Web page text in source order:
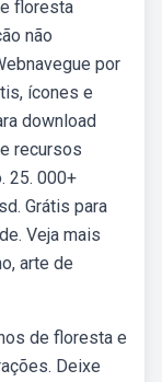
floresta
não
por
ícones e
download
recursos
25. 000+
Grátis para
Veja mais
arte de
de floresta e
Deixe